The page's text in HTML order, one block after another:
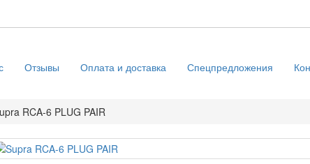
Отзывы Оплата и доставка Спецпредложения
RCA-6 PLUG PAIR